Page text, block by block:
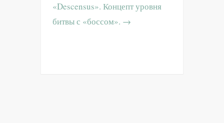
«Descensus». Концепт уровня
битвы с «боссом». →